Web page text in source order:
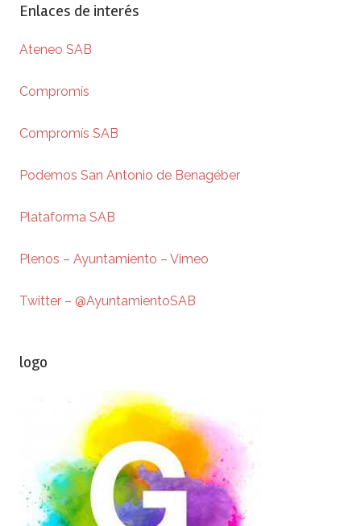
Enlaces de interés
Ateneo SAB
Compromís
Compromís SAB
Podemos San Antonio de Benagéber
Plataforma SAB
Plenos – Ayuntamiento – Vimeo
Twitter – @AyuntamientoSAB
logo